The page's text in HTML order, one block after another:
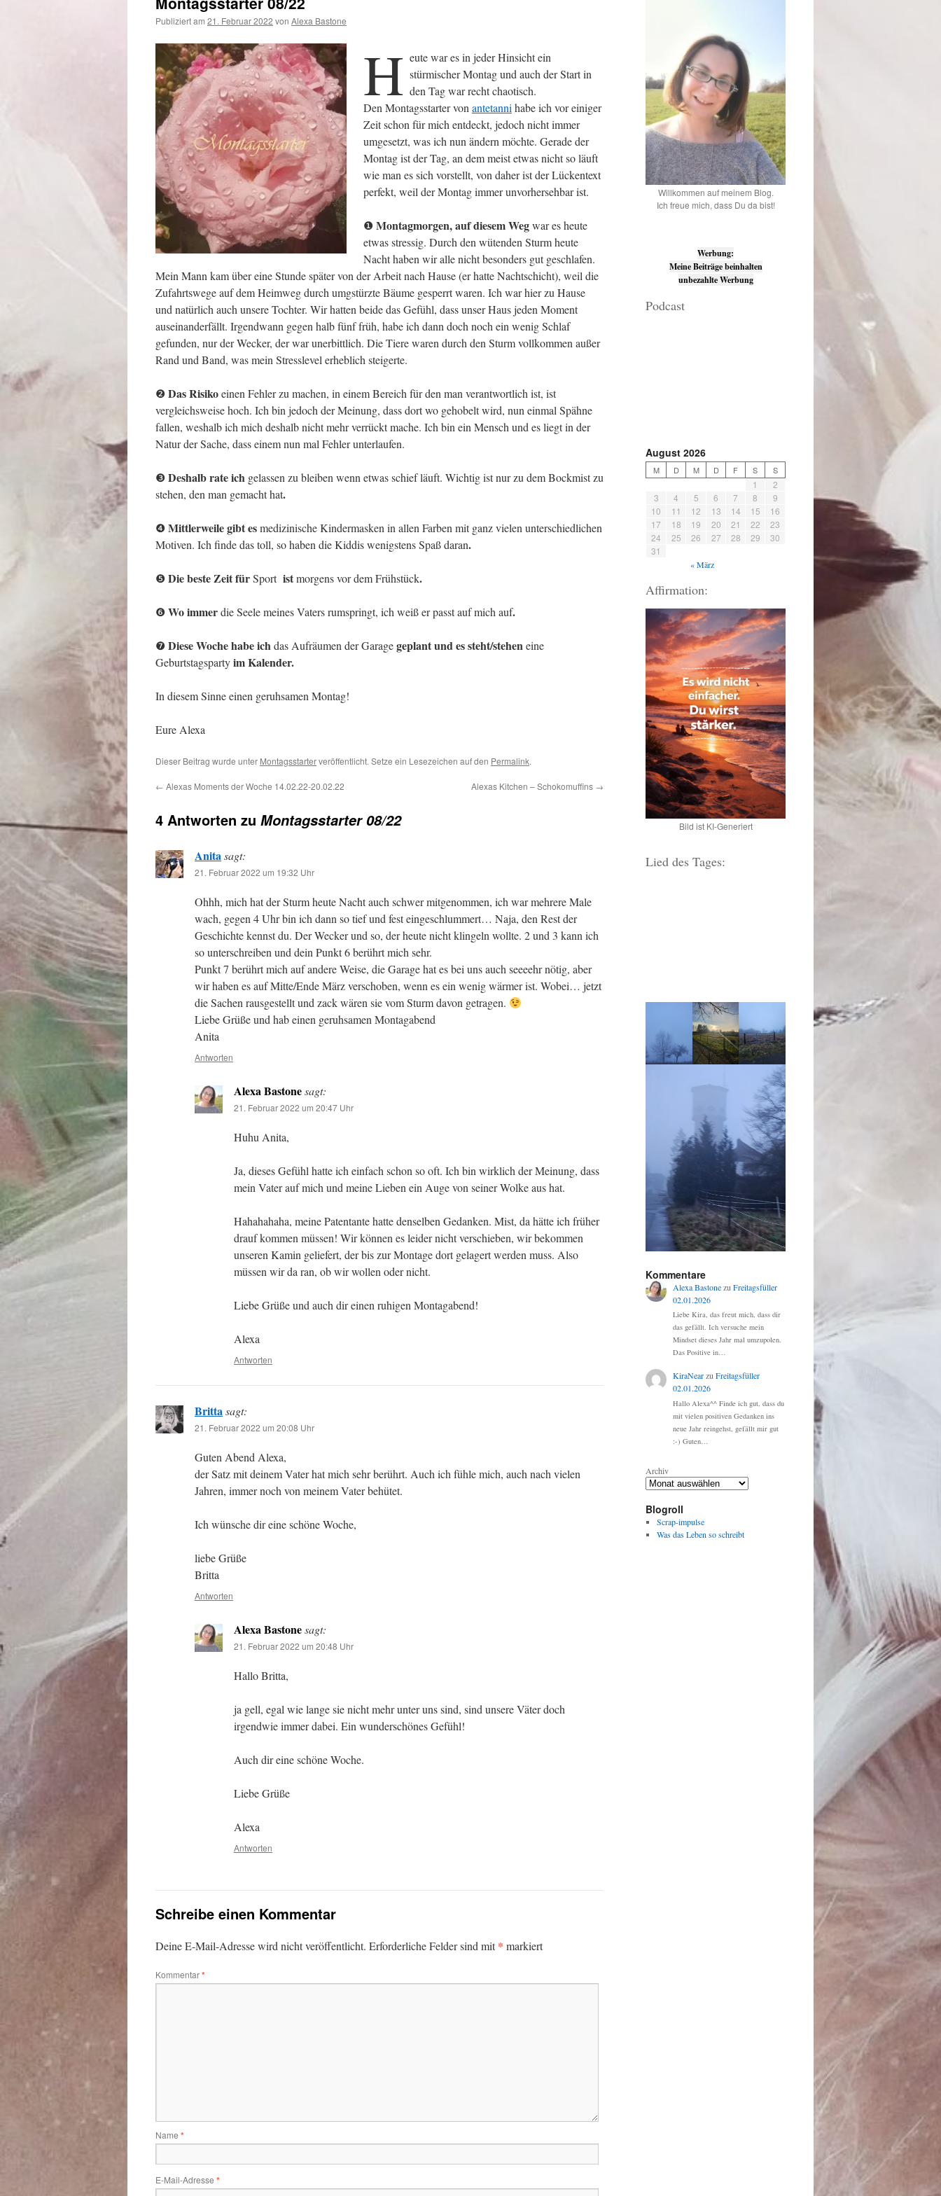
Publiziert am 21. Februar 2022 von Alexa Bastone
H eute war es in jeder Hinsicht ein
stürmischer Montag und auch der Start in
den Tag war recht chaotisch.
Den Montagsstarter von antetanni habe ich vor einiger
Zeit schon für mich entdeckt, jedoch nicht immer
umgesetzt, was ich nun ändern möchte. Gerade der
Montag ist der Tag, an dem meist etwas nicht so läuft
wie man es sich vorstellt, von daher ist der Lückentext
perfekt, weil der Montag immer unvorhersehbar ist.
❶Montagmorgen, auf diesem Wegwar es heute
etwas stressig. Durch den wütenden Sturm heute
Nacht haben wir alle nicht besonders gut geschlafen.
Mein Mann kam über eine Stunde später von der Arbeit nach Hause (er hatte Nachtschicht), weil die
Zufahrtswege auf dem Heimweg durch umgstürzte Bäume gesperrt waren. Ich war hier zu Hause
und natürlich auch unsere Tochter. Wir hatten beide das Gefühl, dass unser Haus jeden Moment
auseinanderfällt. Irgendwann gegen halb fünf früh, habe ich dann doch noch ein wenig Schlaf
gefunden, nur der Wecker, der war unerbittlich. Die Tiere waren durch den Sturm vollkommen außer
Rand und Band, was mein Stresslevel erheblich steigerte.
❷Das Risikoeinen Fehler zu machen, in einem Bereich für den man verantwortlich ist, ist
vergleichsweise hoch. Ich bin jedoch der Meinung, dass dort wo gehobelt wird, nun einmal Spähne
fallen, weshalb ich mich deshalb nicht mehr verrückt mache. Ich bin ein Mensch und es liegt in der
Natur der Sache, dass einem nun mal Fehler unterlaufen.
❸Deshalb rate ich gelassen zu bleiben wenn etwas schief läuft. Wichtig ist nur zu dem Bockmist zu
stehen, den man gemacht hat.
❹Mittlerweile gibt esmedizinische Kindermasken in allen Farben mit ganz vielen unterschiedlichen
Motiven. Ich finde das toll, so haben die Kiddis wenigstens Spaß daran.
❺Die beste Zeit fürSport istmorgens vor dem Frühstück.
❻Wo immerdie Seele meines Vaters rumspringt, ich weiß er passt auf mich auf.
❼Diese Woche habe ichdas Aufräumen der Garagegeplant und es steht/steheneine
Geburtstagspartyim Kalender.
In diesem Sinne einen geruhsamen Montag!
Eure Alexa
Dieser Beitrag wurde unter Montagsstarterveröffentlicht. Setze ein Lesezeichen auf den Permalink.
← Alexas Moments der Woche 14.02.22-20.02.22 Alexas Kitchen – Schokomuffins →
4 Antworten zu Montagsstarter 08/22
Anitasagt:
21. Februar 2022 um 19:32 Uhr
Ohhh, mich hat der Sturm heute Nacht auch schwer mitgenommen, ich war mehrere Male
wach, gegen 4 Uhr bin ich dann so tief und fest eingeschlummert… Naja, den Rest der
Geschichte kennst du. Der Wecker und so, der heute nicht klingeln wollte. 2 und 3 kann ich
so unterschreiben und dein Punkt 6 berührt mich sehr.
Punkt 7 berührt mich auf andere Weise, die Garage hat es bei uns auch seeeehr nötig, aber
wir haben es auf Mitte/Ende März verschoben, wenn es ein wenig wärmer ist. Wobei… jetzt
die Sachen rausgestellt und zack wären sie vom Sturm davon getragen.
Liebe Grüße und hab einen geruhsamen Montagabend
Anita
Antworten
Alexa Bastonesagt:
21. Februar 2022 um 20:47 Uhr
Huhu Anita,
Ja, dieses Gefühl hatte ich einfach schon so oft. Ich bin wirklich der Meinung, dass
mein Vater auf mich und meine Lieben ein Auge von seiner Wolke aus hat.
Hahahahaha, meine Patentante hatte denselben Gedanken. Mist, da hätte ich früher
drauf kommen müssen! Wir können es leider nicht verschieben, wir bekommen
unseren Kamin geliefert, der bis zur Montage dort gelagert werden muss. Also
müssen wir da ran, ob wir wollen oder nicht.
Liebe Grüße und auch dir einen ruhigen Montagabend!
Alexa
Antworten
Brittasagt:
21. Februar 2022 um 20:08 Uhr
Guten Abend Alexa,
der Satz mit deinem Vater hat mich sehr berührt. Auch ich fühle mich, auch nach vielen
Jahren, immer noch von meinem Vater behütet.
Ich wünsche dir eine schöne Woche,
liebe Grüße
Britta
Antworten
Alexa Bastonesagt:
21. Februar 2022 um 20:48 Uhr
Hallo Britta,
ja gell, egal wie lange sie nicht mehr unter uns sind, sind unsere Väter doch
irgendwie immer dabei. Ein wunderschönes Gefühl!
Auch dir eine schöne Woche.
Liebe Grüße
Alexa
Antworten
Schreibe einen Kommentar
Deine E-Mail-Adresse wird nicht veröffentlicht. Erforderliche Felder sind mit* markiert
Kommentar*
Name *
E-Mail-Adresse *
Willkommen auf meinem Blog.
Ich freue mich, dass Du da bist!
Werbung:
Meine Beiträge beinhalten
unbezahlte Werbung
Podcast
August 2026
M D M D F S S
1
2
3
4 5 6 7 8
9
10
11 12 13 14 15
16
17
18 19 20 21 22
23
24
25 26 27 28 29
30
31
« März
Affirmation:
Bild ist KI-Generiert
Lied des Tages:
Kommentare
Alexa Bastonezu Freitagsfüller
02.01.2026
Liebe Kira, das freut mich, dass dir
das gefällt. Ich versuche mein
Mindset dieses Jahr mal umzupolen.
Das Positive in…
KiraNearzu Freitagsfüller
02.01.2026
Hallo Alexa^^ Finde ich gut, dass du
mit vielen positiven Gedanken ins
neue Jahr reingehst, gefällt mir gut
:-) Guten…
Archiv
Blogroll
Scrap-impulse
Was das Leben so schreibt